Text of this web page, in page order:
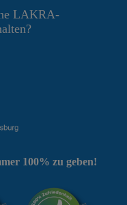
LAKRA-
100% zu geben!